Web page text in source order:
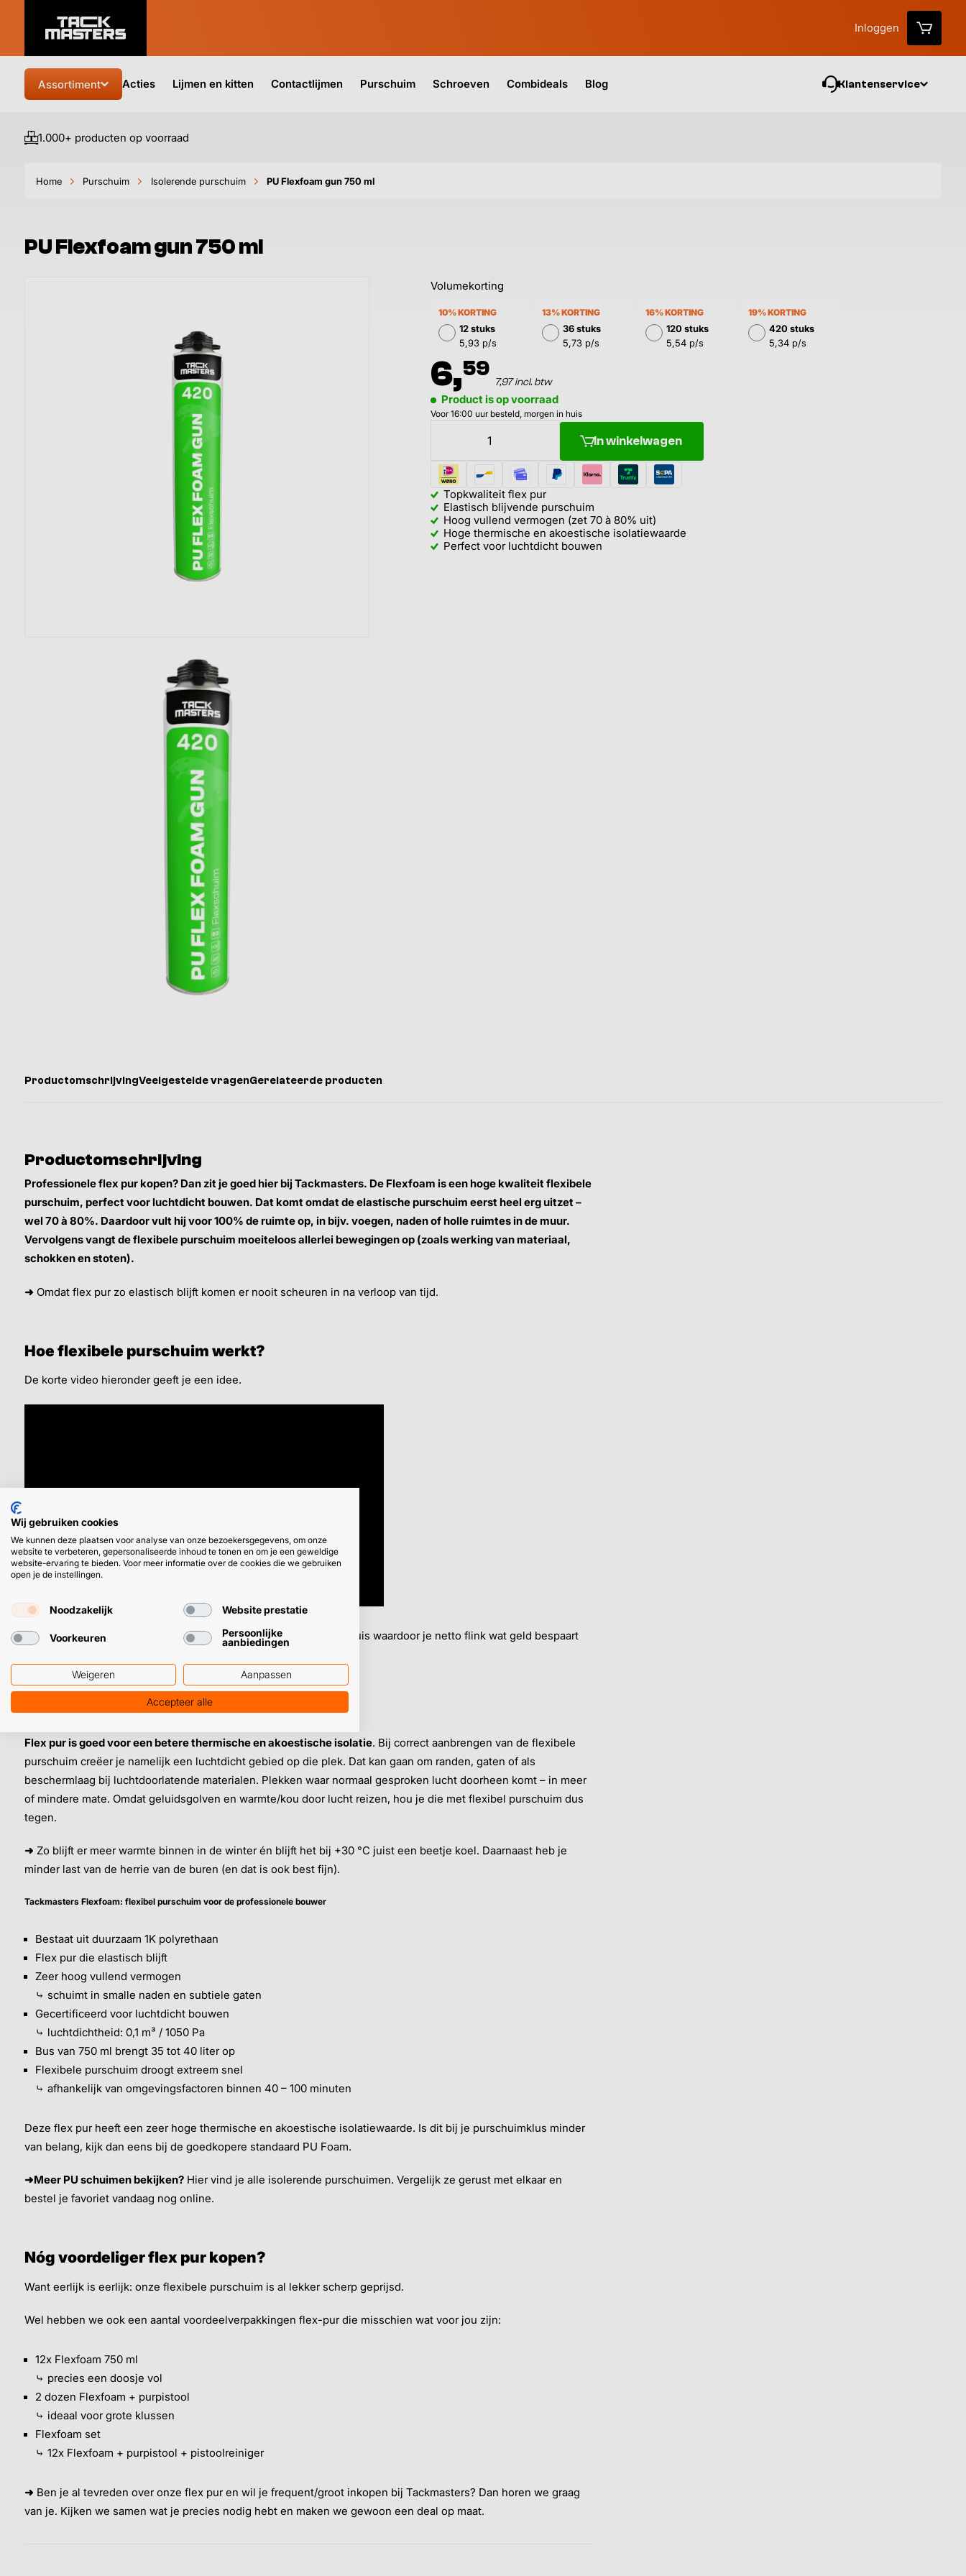
Inloggen
Assortiment Acties Lijmen en kitten Contactlijmen Purschuim Schroeven Combideals Blog Klantenservice
1.000+ producten op voorraad
Home Purschuim Isolerende purschuim PU Flexfoam gun 750 ml
PU Flexfoam gun 750 ml
6,59
7,97 incl. btw
Volumekorting
10% KORTING
12 stuks
5,93 p/s
13% KORTING
36 stuks
5,73 p/s
16% KORTING
120 stuks
5,54 p/s
19% KORTING
420 stuks
5,34 p/s
Product is op voorraad
Voor 16:00 uur besteld, morgen in huis
In winkelwagen
Topkwaliteit flex pur
Elastisch blijvende purschuim
Hoog vullend vermogen (zet 70 à 80% uit)
Hoge thermische en akoestische isolatiewaarde
Perfect voor luchtdicht bouwen
ProductomschrijvingVeelgestelde vragenGerelateerde producten
Productomschrijving
Professionele flex pur kopen? Dan zit je goed hier bij Tackmasters. De Flexfoam is een hoge kwaliteit flexibele
purschuim, perfect voor luchtdicht bouwen. Dat komt omdat de elastische purschuim eerst heel erg uitzet –
wel 70 à 80%. Daardoor vult hij voor 100% de ruimte op, in bijv. voegen, naden of holle ruimtes in de muur.
Vervolgens vangt de flexibele purschuim moeiteloos allerlei bewegingen op (zoals werking van materiaal,
schokken en stoten).
➜ Omdat flex pur zo elastisch blijft komen er nooit scheuren in na verloop van tijd.
Hoe flexibele purschuim werkt?
De korte video hieronder geeft je een idee.
➜Met PU Flexfoam verbeter je de totale isolatiewaarde binnenshuis waardoor je netto flink wat geld bespaart
Betere isolatie met flex pur
Flex pur is goed voor een betere thermische en akoestische isolatie. Bij correct aanbrengen van de flexibele
purschuim creëer je namelijk een luchtdicht gebied op die plek. Dat kan gaan om randen, gaten of als
beschermlaag bij luchtdoorlatende materialen. Plekken waar normaal gesproken lucht doorheen komt – in meer
of mindere mate. Omdat geluidsgolven en warmte/kou door lucht reizen, hou je die met flexibel purschuim dus
tegen.
➜ Zo blijft er meer warmte binnen in de winter én blijft het bij +30 °C juist een beetje koel. Daarnaast heb je
minder last van de herrie van de buren (en dat is ook best fijn).
Tackmasters Flexfoam: flexibel purschuim voor de professionele bouwer
Bestaat uit duurzaam 1K polyrethaan
Flex pur die elastisch blijft
Zeer hoog vullend vermogen
⤷ schuimt in smalle naden en subtiele gaten
Gecertificeerd voor luchtdicht bouwen
⤷ luchtdichtheid: 0,1 m³ / 1050 Pa
Bus van 750 ml brengt 35 tot 40 liter op
Flexibele purschuim droogt extreem snel
⤷ afhankelijk van omgevingsfactoren binnen 40 – 100 minuten
Deze flex pur heeft een zeer hoge thermische en akoestische isolatiewaarde. Is dit bij je purschuimklus minder
van belang, kijk dan eens bij de goedkopere standaard PU Foam.
➜Meer PU schuimen bekijken? Hier vind je alle isolerende purschuimen. Vergelijk ze gerust met elkaar en
bestel je favoriet vandaag nog online.
Nóg voordeliger flex pur kopen?
Want eerlijk is eerlijk: onze flexibele purschuim is al lekker scherp geprijsd.
Wel hebben we ook een aantal voordeelverpakkingen flex-pur die misschien wat voor jou zijn:
12x Flexfoam 750 ml
⤷ precies een doosje vol
2 dozen Flexfoam + purpistool
⤷ ideaal voor grote klussen
Flexfoam set
⤷ 12x Flexfoam + purpistool + pistoolreiniger
➜ Ben je al tevreden over onze flex pur en wil je frequent/groot inkopen bij Tackmasters? Dan horen we graag
van je. Kijken we samen wat je precies nodig hebt en maken we gewoon een deal op maat.
Wij gebruiken cookies
We kunnen deze plaatsen voor analyse van onze bezoekersgegevens, om onze
website te verbeteren, gepersonaliseerde inhoud te tonen en om je een geweldige
website-ervaring te bieden. Voor meer informatie over de cookies die we gebruiken
open je de instellingen.
Noodzakelijk Website prestatie
Voorkeuren
Persoonlijke
aanbiedingen
Weigeren Aanpassen
Accepteer alle